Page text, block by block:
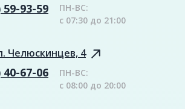
ПН-ВС:
с 08:00 до 20:00
40-67-06
Челюскинцев, 4
ПН-ВС:
с 07:30 до 21:00
59-93-59